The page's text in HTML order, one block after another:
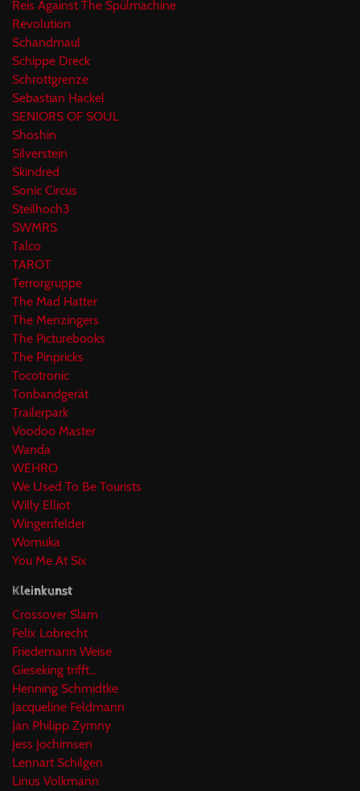
Reis Against The Spülmachine
Revolution
Schandmaul
Schippe Dreck
Schrottgrenze
Sebastian Hackel
SENIORS OF SOUL
Shoshin
Silverstein
Skindred
Sonic Circus
Steilhoch3
SWMRS
Talco
TAROT
Terrorgruppe
The Mad Hatter
The Menzingers
The Picturebooks
The Pinpricks
Tocotronic
Tonbandgerät
Trailerpark
Voodoo Master
Wanda
WEHRO
We Used To Be Tourists
Willy Elliot
Wingenfelder
Womuka
You Me At Six
Kleinkunst
Crossover Slam
Felix Lobrecht
Friedemann Weise
Gieseking trifft...
Henning Schmidtke
Jacqueline Feldmann
Jan Philipp Zymny
Jess Jochimsen
Lennart Schilgen
Linus Volkmann